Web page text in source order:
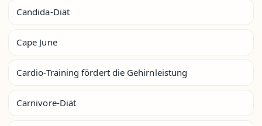
Candida-Diät
Cape June
Cardio-Training fördert die Gehirnleistung
Carnivore-Diät